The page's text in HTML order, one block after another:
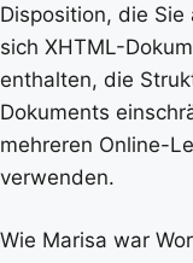
Disposition, die
sich XHTML-
enthalten, die
Dokuments
mehreren Online-
verwenden.
Wie Marisa war